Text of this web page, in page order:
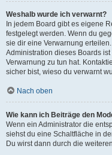
Weshalb wurde ich verwarnt?
In jedem Board gibt es eigene
festgelegt werden. Wenn du
sie dir eine Verwarnung
Administration dieses Boards
Verwarnung zu tun hat.
sicher bist, wieso du verwarnt
Nach oben
Wie kann ich Beiträge den
Wenn ein Administrator die
siehst du eine Schaltfläche in
Du wirst dann durch die